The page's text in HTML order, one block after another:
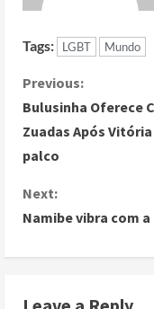
Tags: LGBT Mundo
Previous:
Bulusinha Oferece
Zuadas Após
palco
Next:
Namibe vibra com
Leave a Reply